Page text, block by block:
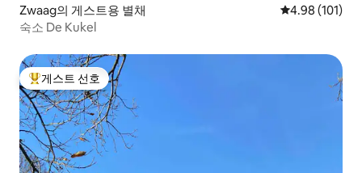
Zwaag의 게스트용 별채 평점 4.98점(5
4.98 (101)
숙소 De Kukel
상위 게스트 선호
게스트 선호